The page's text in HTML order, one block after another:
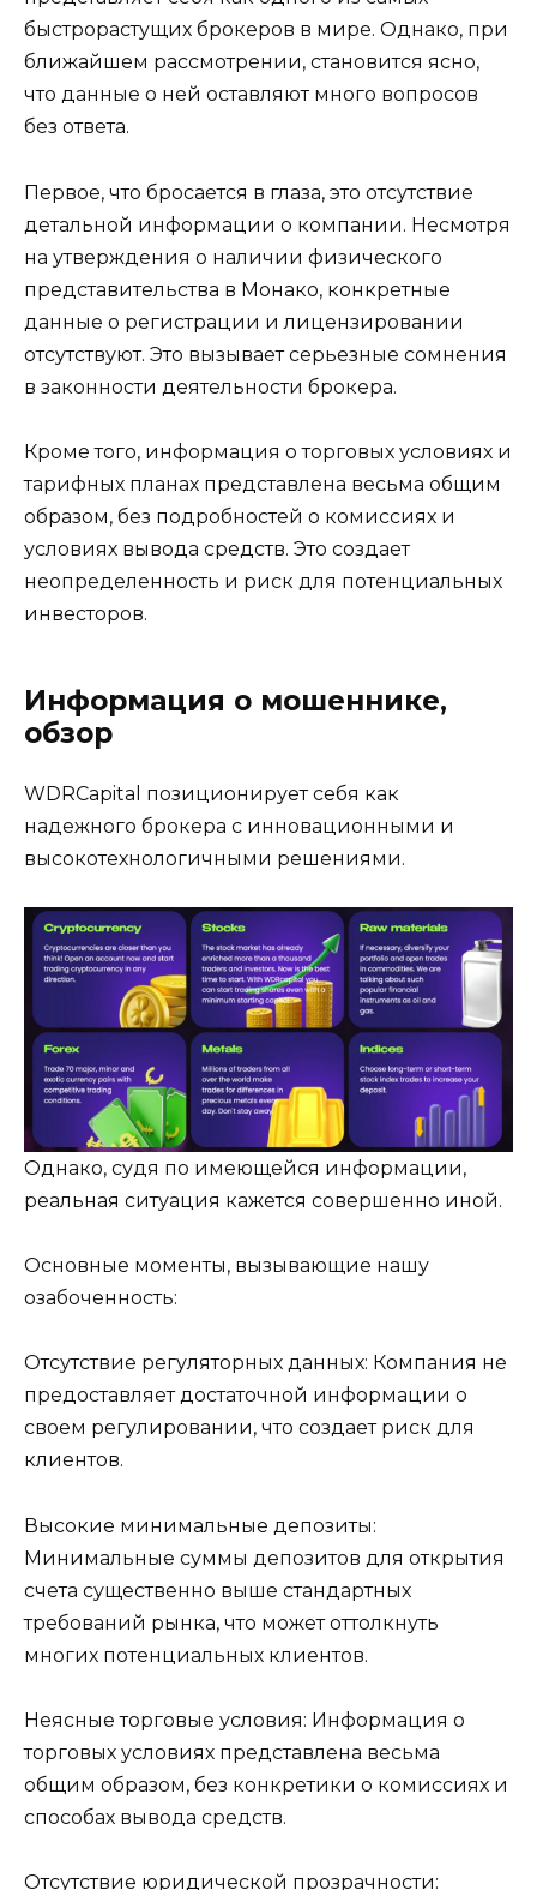
быстрорастущих брокеров в мире. Однако, при
ближайшем рассмотрении, становится ясно,
что данные о ней оставляют много вопросов
без ответа.
Первое, что бросается в глаза, это отсутствие
детальной информации о компании. Несмотря
на утверждения о наличии физического
представительства в Монако, конкретные
данные о регистрации и лицензировании
отсутствуют. Это вызывает серьезные сомнения
в законности деятельности брокера.
Кроме того, информация о торговых условиях и
тарифных планах представлена весьма общим
образом, без подробностей о комиссиях и
условиях вывода средств. Это создает
неопределенность и риск для потенциальных
инвесторов.
Информация о мошеннике,
обзор
WDRCapital позиционирует себя как
надежного брокера с инновационными и
высокотехнологичными решениями.
Однако, судя по имеющейся информации,
реальная ситуация кажется совершенно иной.
Основные моменты, вызывающие нашу
озабоченность:
Отсутствие регуляторных данных: Компания не
предоставляет достаточной информации о
своем регулировании, что создает риск для
клиентов.
Высокие минимальные депозиты:
Минимальные суммы депозитов для открытия
счета существенно выше стандартных
требований рынка, что может оттолкнуть
многих потенциальных клиентов.
Неясные торговые условия: Информация о
торговых условиях представлена весьма
общим образом, без конкретики о комиссиях и
способах вывода средств.
Отсутствие юридической прозрачности: